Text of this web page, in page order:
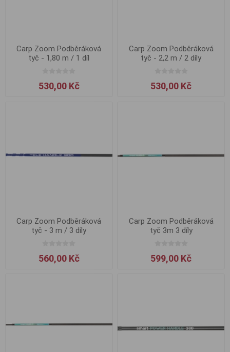
Carp Zoom Podběráková
tyč - 1,80 m / 1 díl
530,00 Kč
Carp Zoom Podběráková
tyč - 2,2 m / 2 díly
530,00 Kč
Carp Zoom Podběráková
tyč - 3 m / 3 díly
560,00 Kč
Carp Zoom Podběráková
tyč 3m 3 díly
599,00 Kč